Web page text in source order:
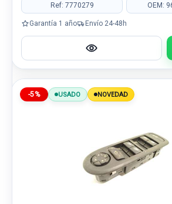
Ref: 7770279 OEM:
Garantía 1 año Envío 24-48h
-5% USADO NOVEDAD